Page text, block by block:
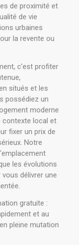
de proximité et
de vie
urbaines
la revente ou
c'est profiter
situés et les
possédiez un
moderne
contexte local et
fixer un prix de
Notre
les évolutions
délivrer une
gratuite :
et au
pleine mutation